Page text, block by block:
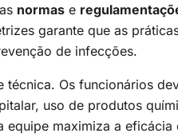
normas e
garante que as
de infecções.
técnica. Os funcionários
uso de produtos
equipe maximiza a eficácia